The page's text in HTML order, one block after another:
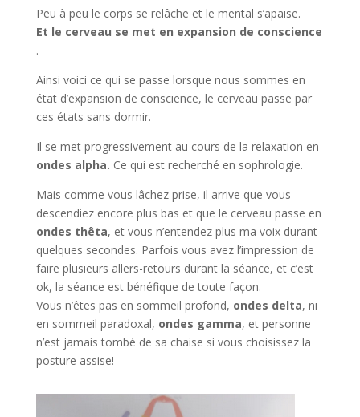
Peu à peu le corps se relâche et le mental s’apaise.
Et le cerveau se met en expansion de conscience
.
Ainsi voici ce qui se passe lorsque nous sommes en
état d’expansion de conscience, le cerveau passe par
ces états sans dormir.
Il se met progressivement au cours de la relaxation en
ondes alpha. Ce qui est recherché en sophrologie.
Mais comme vous lâchez prise, il arrive que vous
descendiez encore plus bas et que le cerveau passe en
ondes thêta, et vous n’entendez plus ma voix durant
quelques secondes. Parfois vous avez l’impression de
faire plusieurs allers-retours durant la séance, et c’est
ok, la séance est bénéfique de toute façon.
Vous n’êtes pas en sommeil profond, ondes delta, ni
en sommeil paradoxal, ondes gamma, et personne
n’est jamais tombé de sa chaise si vous choisissez la
posture assise!